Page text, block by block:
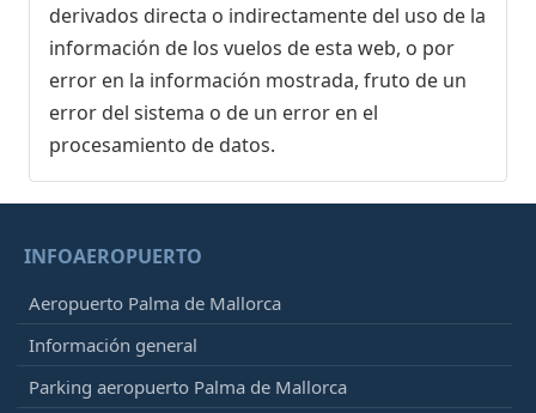
derivados directa o indirectamente del uso de la
información de los vuelos de esta web, o por
error en la información mostrada, fruto de un
error del sistema o de un error en el
procesamiento de datos.
INFOAEROPUERTO
Aeropuerto Palma de Mallorca
Información general
Parking aeropuerto Palma de Mallorca